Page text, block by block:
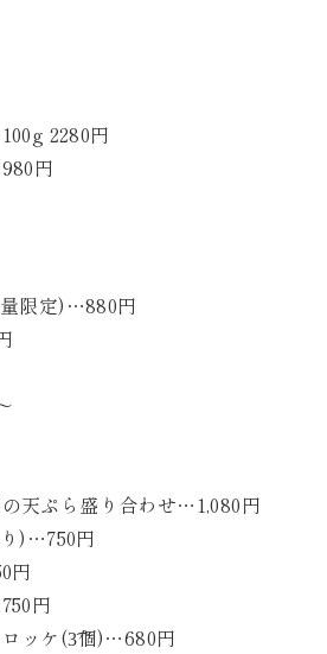
2280円
円
量限定)…880円
天ぷら盛り合わせ…1,080円
)…750円
円
円
ロッケ(3͡個)…680円